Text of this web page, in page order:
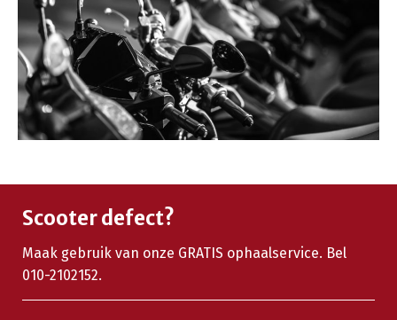
Scooter defect?
Maak gebruik van onze GRATIS ophaalservice. Bel
010-2102152.